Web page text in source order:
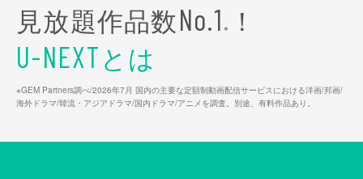
見放題作品数No.1 ※ ！
U-NEXTとは
※GEM Partners調べ/2026年7⽉ 国内の主要な定額制動画配信サービスにおける洋画/邦画/
海外ドラマ/韓流・アジアドラマ/国内ドラマ/アニメを調査。別途、有料作品あり。